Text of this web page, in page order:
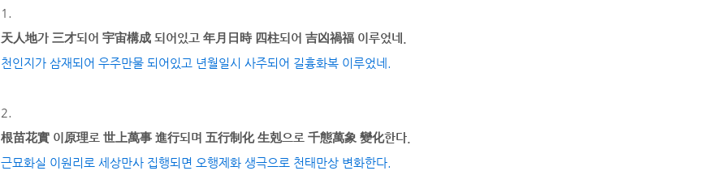
1.
天人地가 三才되어 宇宙構成 되어있고 年月日時 四柱되어 吉凶禍福 이루었네.
천인지가 삼재되어 우주만물 되어있고 년월일시 사주되어 길흉화복 이루었네.
2.
根苗花實 이原理로 世上萬事 進行되며 五行制化 生剋으로 千態萬象 變化한다.
근묘화실 이원리로 세상만사 집행되면 오행제화 생극으로 천태만상 변화한다.